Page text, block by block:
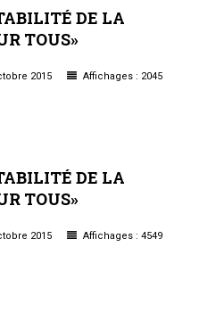
DE LA
TOUS»
2015 Affichages : 2045
DE LA
TOUS»
2015 Affichages : 4549